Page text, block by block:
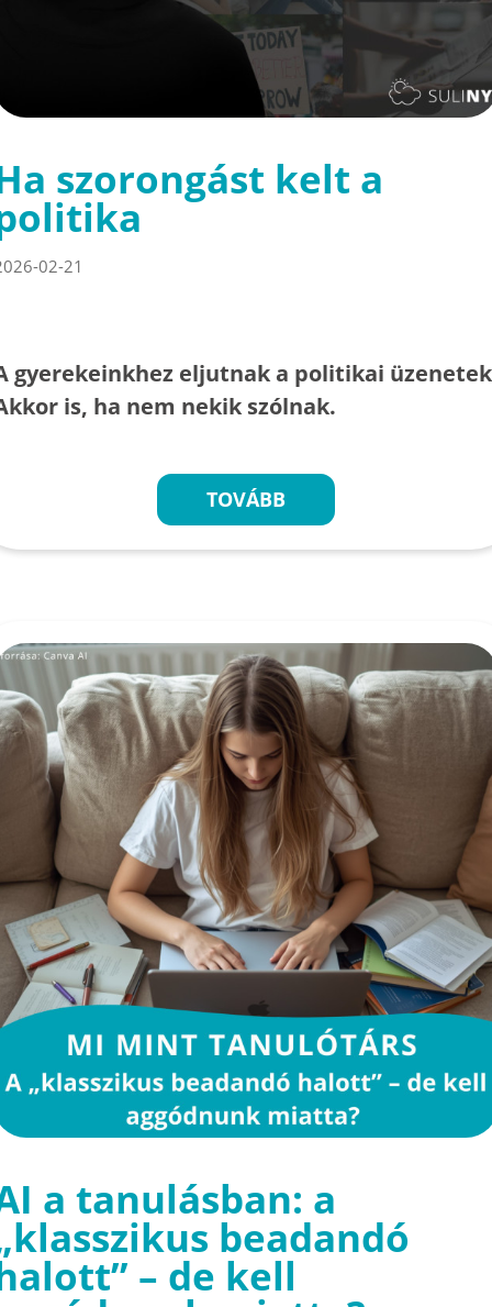
szorongást kelt a
02-21
gyerekeinkhez eljutnak a politikai
is, ha nem nekik szólnak.
TOVÁBB
a tanulásban: a
beadandó
– de kell